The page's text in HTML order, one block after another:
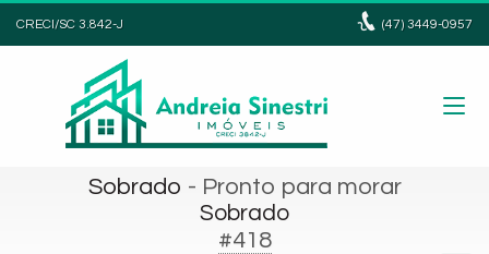
CRECI/SC 3.842-J (47)3449-0957
Sobrado - Pronto para morar
Sobrado
#418